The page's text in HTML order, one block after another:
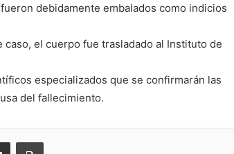
debidamente embalados como indicios
el cuerpo fue trasladado al Instituto de
especializados que se confirmarán las
del fallecimiento.
Compartir via correo electrónicoImpresión